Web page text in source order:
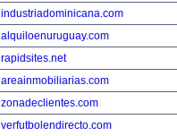
industriadominicana.com
alquiloenuruguay.com
rapidsites.net
areainmobiliarias.com
zonadeclientes.com
verfutbolendirecto.com